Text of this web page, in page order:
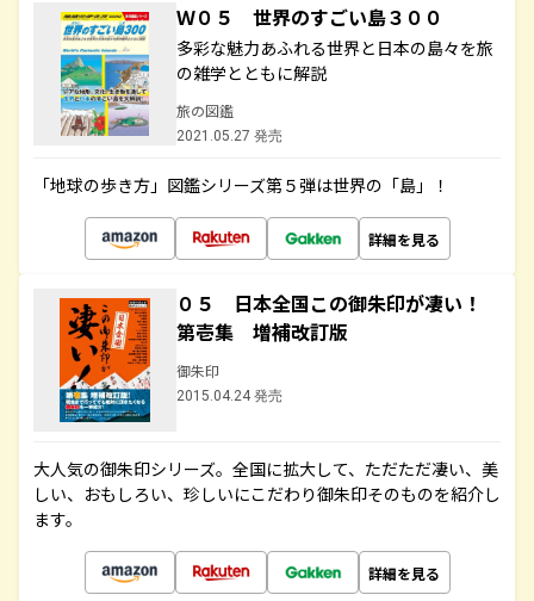
Ｗ０５ 世界のすごい島３００
多彩な魅力あふれる世界と日本の島々を旅
の雑学とともに解説
旅の図鑑
2021.05.27 発売
「地球の歩き方」図鑑シリーズ第５弾は世界の「島」！
詳細を見る
０５ 日本全国この御朱印が凄い！
第壱集 増補改訂版
御朱印
2015.04.24 発売
大人気の御朱印シリーズ。全国に拡大して、ただただ凄い、美
しい、おもしろい、珍しいにこだわり御朱印そのものを紹介し
ます。
詳細を見る